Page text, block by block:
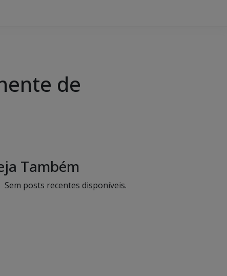
de
Também
Sem posts recentes disponíveis.